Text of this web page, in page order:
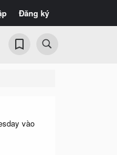
Đăng ký
vào